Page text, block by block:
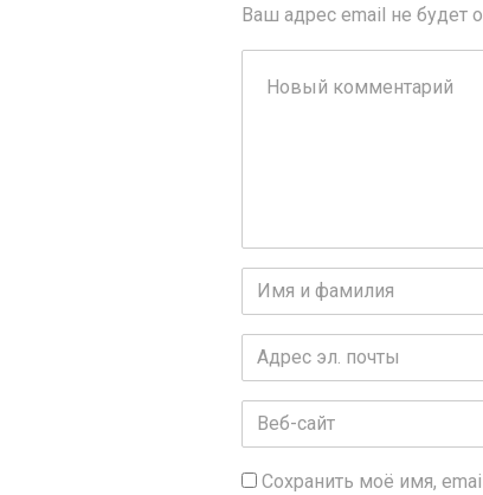
Ваш адрес email не будет
комментарий*
Имя
и
фамилия*
Адрес
эл.
почты*
Веб-
сайт
Сохранить моё имя,